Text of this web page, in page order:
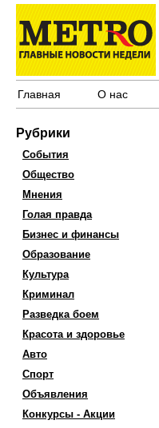
Главная О нас
Рубрики
События
Общество
Мнения
Голая правда
Бизнес и финансы
Образование
Культура
Криминал
Разведка боем
Красота и здоровье
Авто
Спорт
Объявления
Конкурсы - Акции